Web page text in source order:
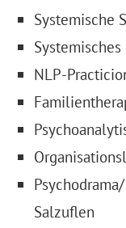
Systemische
NLP-
Salzuflen